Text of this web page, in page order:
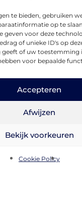
te bieden, gebruiken
op te
geven voor deze
of unieke ID's op
geeft of uw toestemming
voor bepaalde
Accepteren
Afwijzen
Bekijk voorkeuren
Cookie Policy